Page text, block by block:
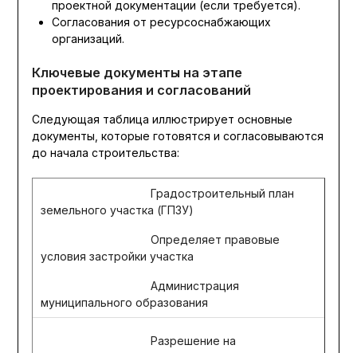
проектной документации (если требуется).
Согласования от ресурсоснабжающих
организаций.
Ключевые документы на этапе
проектирования и согласований
Следующая таблица иллюстрирует основные
документы, которые готовятся и согласовываются
до начала строительства:
Градостроительный план
земельного участка (ГПЗУ)
Определяет правовые
условия застройки участка
Администрация
муниципального образования
Разрешение на